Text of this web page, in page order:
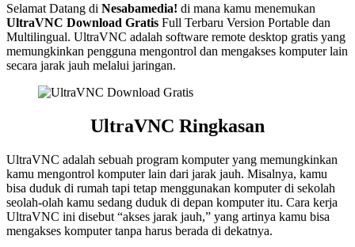
Selamat Datang di Nesabamedia! di mana kamu menemukan
UltraVNC Download Gratis Full Terbaru Version Portable dan
Multilingual. UltraVNC adalah software remote desktop gratis yang
memungkinkan pengguna mengontrol dan mengakses komputer lain
secara jarak jauh melalui jaringan.
UltraVNC Ringkasan
UltraVNC adalah sebuah program komputer yang memungkinkan
kamu mengontrol komputer lain dari jarak jauh. Misalnya, kamu
bisa duduk di rumah tapi tetap menggunakan komputer di sekolah
seolah-olah kamu sedang duduk di depan komputer itu. Cara kerja
UltraVNC ini disebut “akses jarak jauh,” yang artinya kamu bisa
mengakses komputer tanpa harus berada di dekatnya.